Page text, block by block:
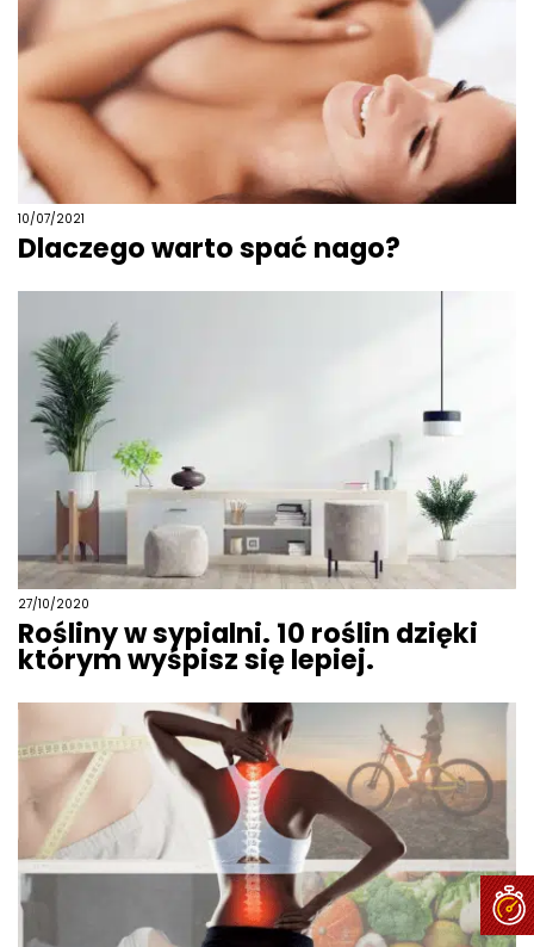
10/07/2021
Dlaczego warto spać nago?
27/10/2020
Rośliny w sypialni. 10 roślin dzięki
którym wyśpisz się lepiej.